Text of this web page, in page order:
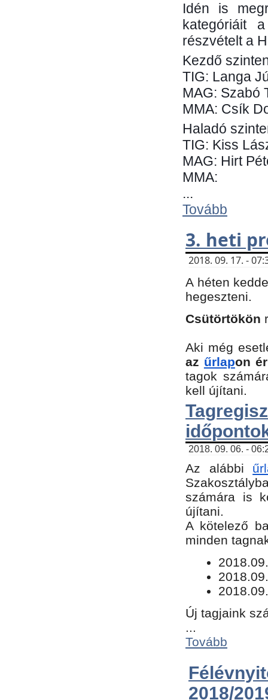
Idén is
kategóriáit
részvételt a
Kezdő
TIG: Langa
MAG: Szabó
MMA: Csík
Haladó
TIG: Kiss
MAG: Hirt
MMA:
...
Tovább
3. heti
2018. 09. 17. -
A héten
hegeszteni.
Csütörtökön
Aki még
az űrlapon
tagok
kell újítani.
2018. 09. 06. -
Az alábbi
számára is
újítani.
​A kötelező
minden
Új tagjaink
...
Tovább
2018/